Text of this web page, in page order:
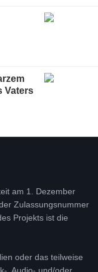
Vaters
am 1. Dezember
Zulassungsnummer
Projekts ist die
oder das teilweise